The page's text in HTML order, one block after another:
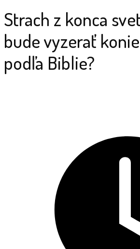
Strach z konca
bude vyzerať
podľa Biblie?